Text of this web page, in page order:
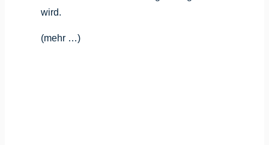
wird.
(mehr …)